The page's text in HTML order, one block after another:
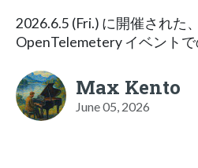
2026.6.5 (Fri.) に開催された
OpenTelemetery イベント
Max Kento
June 05, 2026